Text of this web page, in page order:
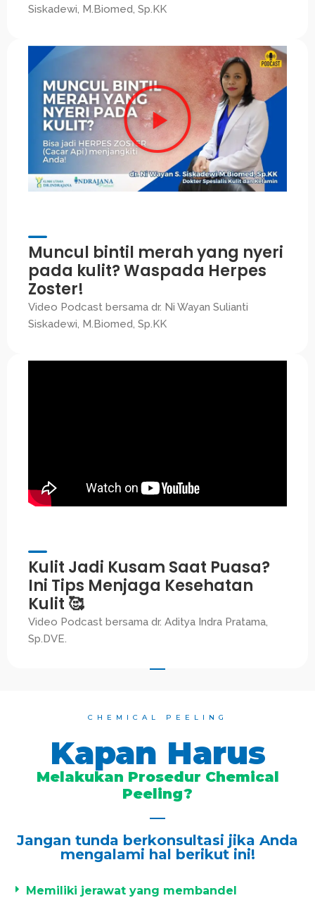
Siskadewi, M.Biomed, Sp.KK
Muncul bintil merah yang nyeri
pada kulit? Waspada Herpes
Zoster!
Video Podcast bersama dr. Ni Wayan Sulianti
Siskadewi, M.Biomed, Sp.KK
Kulit Jadi Kusam Saat Puasa?
Ini Tips Menjaga Kesehatan
Kulit 🥰
Video Podcast bersama dr. Aditya Indra Pratama,
Sp.DVE.
CHEMICAL PEELING
Kapan Harus
Melakukan Prosedur Chemical
Peeling?
Jangan tunda berkonsultasi jika Anda
mengalami hal berikut ini!
Memiliki jerawat yang membandel